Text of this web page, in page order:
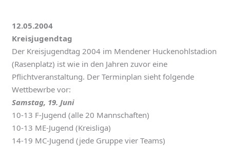
12.05.2004
Kreisjugendtag
Der Kreisjugendtag 2004 im Mendener Huckenohlstadion
(Rasenplatz) ist wie in den Jahren zuvor eine
Pflichtveranstaltung. Der Terminplan sieht folgende
Wettbewrbe vor:
Samstag, 19. Juni
10-13 F-Jugend (alle 20 Mannschaften)
10-13 ME-Jugend (Kreisliga)
14-19 MC-Jugend (jede Gruppe vier Teams)